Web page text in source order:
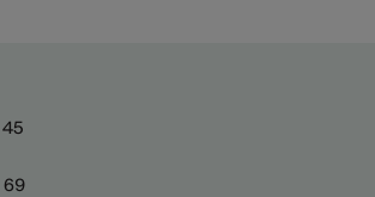
45
69